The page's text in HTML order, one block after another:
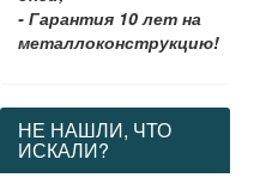
- Гарантия 10 лет на
металлоконструкцию!
НЕ НАШЛИ, ЧТО
ИСКАЛИ?